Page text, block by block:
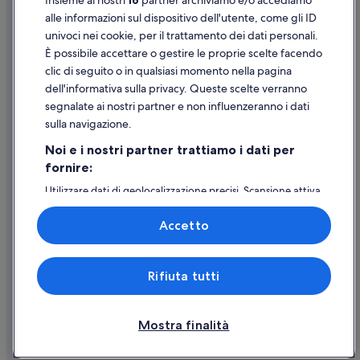
Supporto
Assistenza clienti
Contattaci
Come cancellare un volo
Come modificare la prenotazione di un hotel o una casa vacanze
Utilizzare un coupon Expedia
Documenti per i viaggi internazionali
© 2026 Expedia, Inc., una società di Expedia Group. Tutti i diritti riservati.
Expedia e il logo di Expedia sono marchi registrati o marchi di Expedia,
alle informazioni sul dispositivo dell'utente, come gli ID
univoci nei cookie, per il trattamento dei dati personali.
È possibile accettare o gestire le proprie scelte facendo
clic di seguito o in qualsiasi momento nella pagina
dell'informativa sulla privacy. Queste scelte verranno
segnalate ai nostri partner e non influenzeranno i dati
sulla navigazione.
Noi e i nostri partner trattiamo i dati per
fornire:
Utilizzare dati di geolocalizzazione precisi. Scansione attiva
delle caratteristiche del dispositivo ai fini
dell’identificazione. Archiviare informazioni su dispositivo
e/o accedervi. Pubblicità e contenuti personalizzati,
misurazione delle prestazioni dei contenuti e degli
annunci, ricerche sul pubblico, sviluppo di servizi.
Elenco dei partner (fornitori)
Mostra finalità
Rifiuta tutti
Accetto